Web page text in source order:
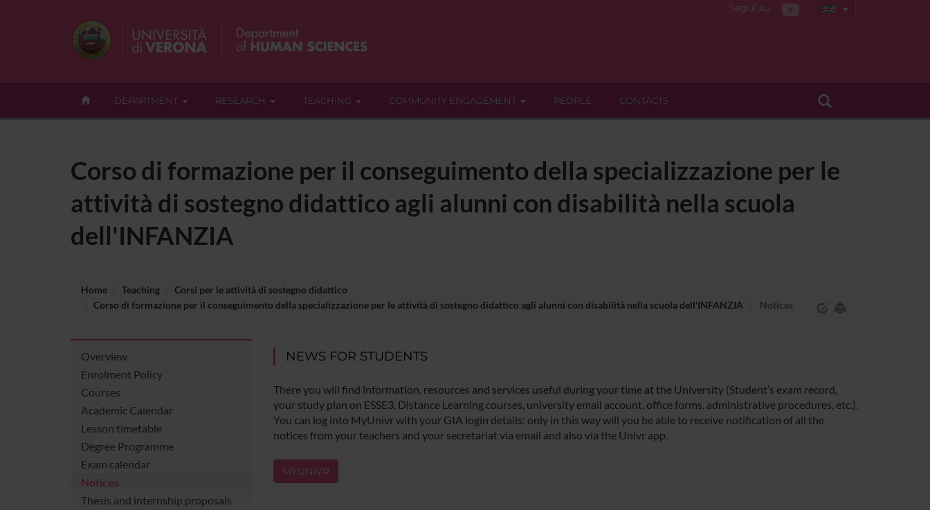
Segui su
DEPARTMENT RESEARCH TEACHING COMMUNITY ENGAGEMENT PEOPLE CONTACTS
Corso di formazione per il conseguimento della specializzazione per le
attività di sostegno didattico agli alunni con disabilità nella scuola
dell'INFANZIA
Home Teaching
Corsi per le attività di sostegno didattico
Corso di formazione per il conseguimento della specializzazione per le attività di sostegno didattico agli alunni con disabilità nella scuola dell'INFANZIA
Notices
Overview
Enrolment Policy
Courses
Academic Calendar
Lesson timetable
Degree Programme
Exam calendar
Notices
Thesis and internship proposals
NEWS FOR STUDENTS
There you will find information, resources and services useful during your time at the University (Student’s exam record,
your study plan on ESSE3, Distance Learning courses, university email account, office forms, administrative procedures, etc.).
You can log into MyUnivr with your GIA login details: only in this way will you be able to receive notification of all the
notices from your teachers and your secretariat via email and also via the Univr app.
MYUNIVR